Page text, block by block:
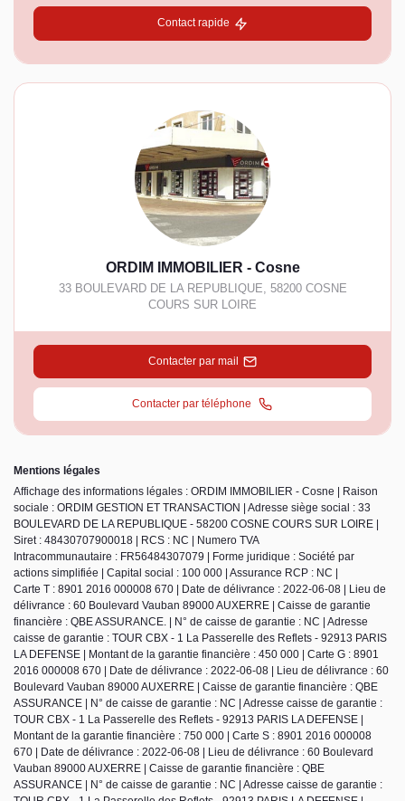
Contact rapide
ORDIM IMMOBILIER - Cosne
33 BOULEVARD DE LA REPUBLIQUE 58200 COSNE
COURS SUR LOIRE
Contacter par mail
Contacter par téléphone
Mentions légales
Affichage des informations légales : ORDIM IMMOBILIER - Cosne | Raison
sociale : ORDIM GESTION ET TRANSACTION | Adresse siège social : 33
BOULEVARD DE LA REPUBLIQUE - 58200 COSNE COURS SUR LOIRE |
Siret : 48430707900018 | RCS : NC | Numero TVA
Intracommunautaire : FR56484307079 | Forme juridique : Société par
actions simplifiée | Capital social : 100 000 | Assurance RCP : NC |
Carte T : 8901 2016 000008 670 | Date de délivrance : 2022-06-08 | Lieu de
délivrance : 60 Boulevard Vauban 89000 AUXERRE | Caisse de garantie
financière : QBE ASSURANCE. | N° de caisse de garantie : NC | Adresse
caisse de garantie : TOUR CBX - 1 La Passerelle des Reflets - 92913 PARIS
LA DEFENSE | Montant de la garantie financière : 450 000 | Carte G : 8901
2016 000008 670 | Date de délivrance : 2022-06-08 | Lieu de délivrance : 60
Boulevard Vauban 89000 AUXERRE | Caisse de garantie financière : QBE
ASSURANCE | N° de caisse de garantie : NC | Adresse caisse de garantie :
TOUR CBX - 1 La Passerelle des Reflets - 92913 PARIS LA DEFENSE |
Montant de la garantie financière : 750 000 | Carte S : 8901 2016 000008
670 | Date de délivrance : 2022-06-08 | Lieu de délivrance : 60 Boulevard
Vauban 89000 AUXERRE | Caisse de garantie financière : QBE
ASSURANCE | N° de caisse de garantie : NC | Adresse caisse de garantie :